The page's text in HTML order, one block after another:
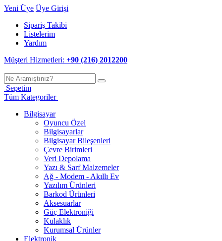
Yeni Üye Üye Girişi
Sipariş Takibi
Listelerim
Yardım
Müşteri Hizmetleri: +90 (216) 2012200
Sepetim
Tüm Kategoriler
Bilgisayar
Oyuncu Özel
Bilgisayarlar
Bilgisayar Bileşenleri
Çevre Birimleri
Veri Depolama
Yazı & Sarf Malzemeler
Ağ - Modem - Akıllı Ev
Yazılım Ürünleri
Barkod Ürünleri
Aksesuarlar
Güç Elektroniği
Kulaklık
Kurumsal Ürünler
Elektronik